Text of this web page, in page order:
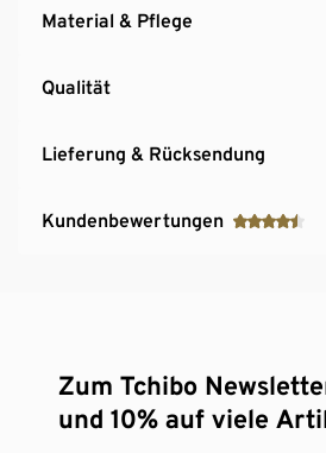
Material & Pflege
Qualität
Lieferung & Rücksendung
Kundenbewertungen
Zum Tchibo
und 10% auf viele